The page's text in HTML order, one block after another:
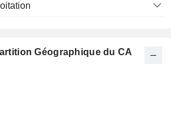
Géographique du CA